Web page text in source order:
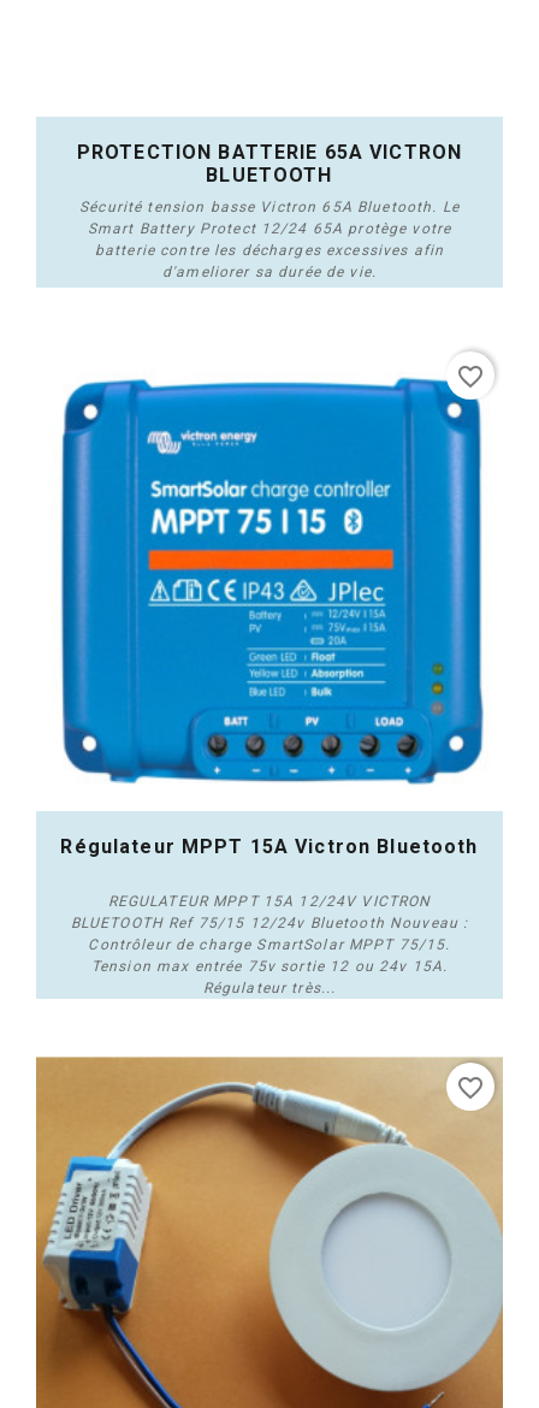
PROTECTION BATTERIE 65A VICTRON
BLUETOOTH
Sécurité tension basse Victron 65A Bluetooth. Le
Smart Battery Protect 12/24 65A protège votre
batterie contre les décharges excessives afin
d'ameliorer sa durée de vie.
Régulateur MPPT 15A Victron Bluetooth
REGULATEUR MPPT 15A 12/24V VICTRON
BLUETOOTH Ref 75/15 12/24v Bluetooth Nouveau :
Contrôleur de charge SmartSolar MPPT 75/15.
Tension max entrée 75v sortie 12 ou 24v 15A.
Régulateur très...
favorite_border
favorite_border